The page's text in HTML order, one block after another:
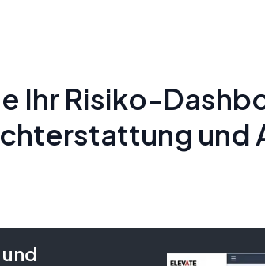
Ihr Risiko-
und